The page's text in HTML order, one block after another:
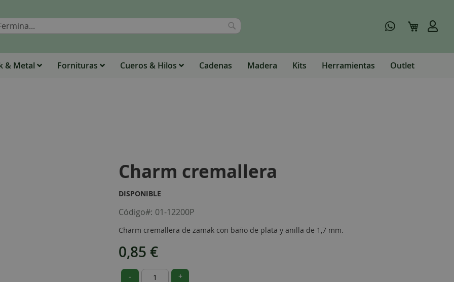
Buscar
Buscar Mi carrito
& Metal Fornituras Cueros & Hilos Cadenas Madera Kits Herramientas Outlet
Charm cremallera
DISPONIBLE
Código 01-12200P
Charm cremallera de zamak con baño de plata y anilla de 1,7 mm.
0,85 €
- +